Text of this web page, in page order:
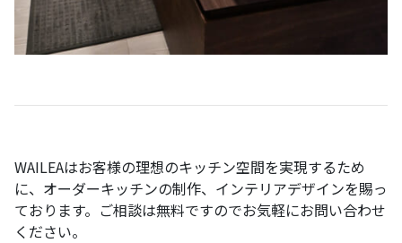
WAILEAはお客様の理想のキッチン空間を実現するため
に、オーダーキッチンの制作、インテリアデザインを賜っ
ております。ご相談は無料ですのでお気軽にお問い合わせ
ください。